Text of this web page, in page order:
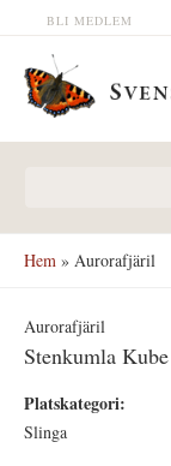
Hoppa till huvudinnehåll
BLI MEDLEM
Hem » Aurorafjäril
Aurorafjäril
Stenkumla Kube
Platskategori:
Slinga